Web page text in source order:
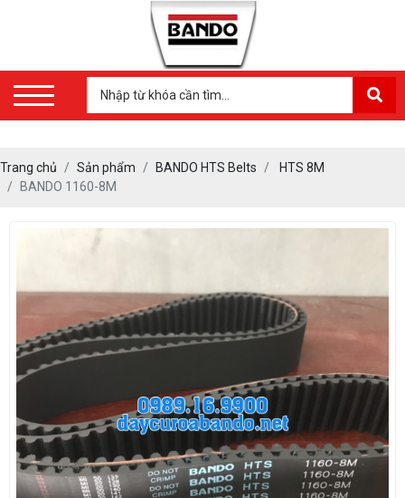
Trang chủ Sản phẩm BANDO HTS Belts
HTS 8M
BANDO 1160-8M